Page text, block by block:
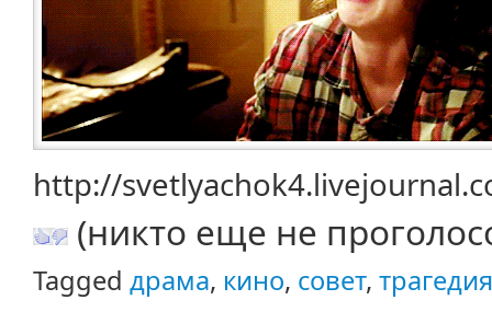
http://
(никто еще не
Tagged драма, кино, совет, трагедия